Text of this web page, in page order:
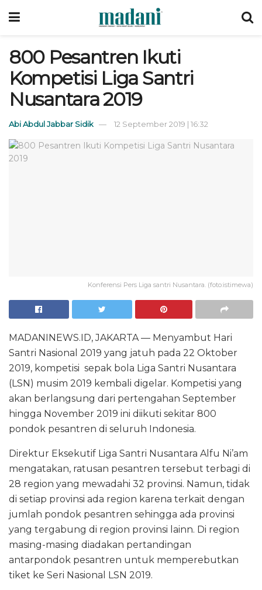
800 Pesantren Ikuti
Kompetisi Liga Santri
Nusantara 2019
Abi Abdul Jabbar Sidik 12 September 2019 | 16:32
Konferensi Pers Liga santri Nusantara. (foto:istimewa)
MADANINEWS.ID, JAKARTA — Menyambut Hari
Santri Nasional 2019 yang jatuh pada 22 Oktober
2019, kompetisi sepak bola Liga Santri Nusantara
(LSN) musim 2019 kembali digelar. Kompetisi yang
akan berlangsung dari pertengahan September
hingga November 2019 ini diikuti sekitar 800
pondok pesantren di seluruh Indonesia.
Direktur Eksekutif Liga Santri Nusantara Alfu Ni’am
mengatakan, ratusan pesantren tersebut terbagi di
28 region yang mewadahi 32 provinsi. Namun, tidak
di setiap provinsi ada region karena terkait dengan
jumlah pondok pesantren sehingga ada provinsi
yang tergabung di region provinsi lainn. Di region
masing-masing diadakan pertandingan
antarpondok pesantren untuk memperebutkan
tiket ke Seri Nasional LSN 2019.